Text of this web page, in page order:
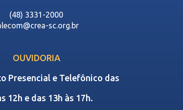
(48) 3331-2000
sc.org.br
OUVIDORIA
Presencial e Telefônico das
12h e das 13h às 17h.